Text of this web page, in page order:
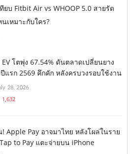
ยบ Fitbit Air vs WHOOP 5.0 สายรัด
เหมาะกับใคร?
EV โตพุ่ง 67.54% ดันตลาดเปลี่ยนยาง
แรก 2569 คึกคัก หลังครบวงรอบใช้งาน
28, 2026
1,632
Apple Pay อาจมาไทย หลังโผล่ในราย
to Pay แตะจ่ายบน iPhone